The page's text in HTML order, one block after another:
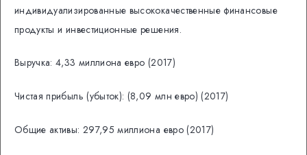
индивидуализированные высококачественные финансовые
продукты и инвестиционные решения.
Выручка: 4,33 миллиона евро (2017)
Чистая прибыль (убыток): (8,09 млн евро) (2017)
Общие активы: 297,95 миллиона евро (2017)